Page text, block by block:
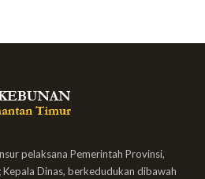
pelaksana Pemerintah Provinsi,
Dinas, berkedudukan dibawah